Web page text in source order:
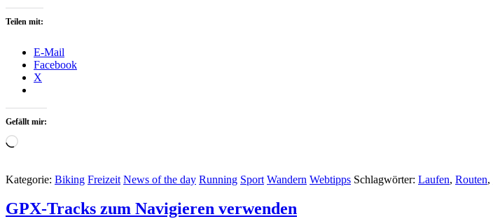
Teilen mit:
E-Mail
Facebook
X
Gefällt mir:
Wird
Kategorie: Biking Freizeit News of the day Running Sport Wandern Webtipps Schlagwörter: Laufen, Routen,
GPX-Tracks zum Navigieren verwenden